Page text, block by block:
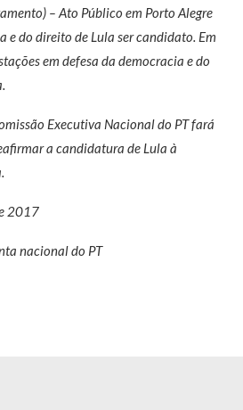
– Ato Público em Porto Alegre
e do direito de Lula ser candidato. Em
em defesa da democracia e do
Executiva Nacional do PT fará
a candidatura de Lula à
2017
nacional do PT